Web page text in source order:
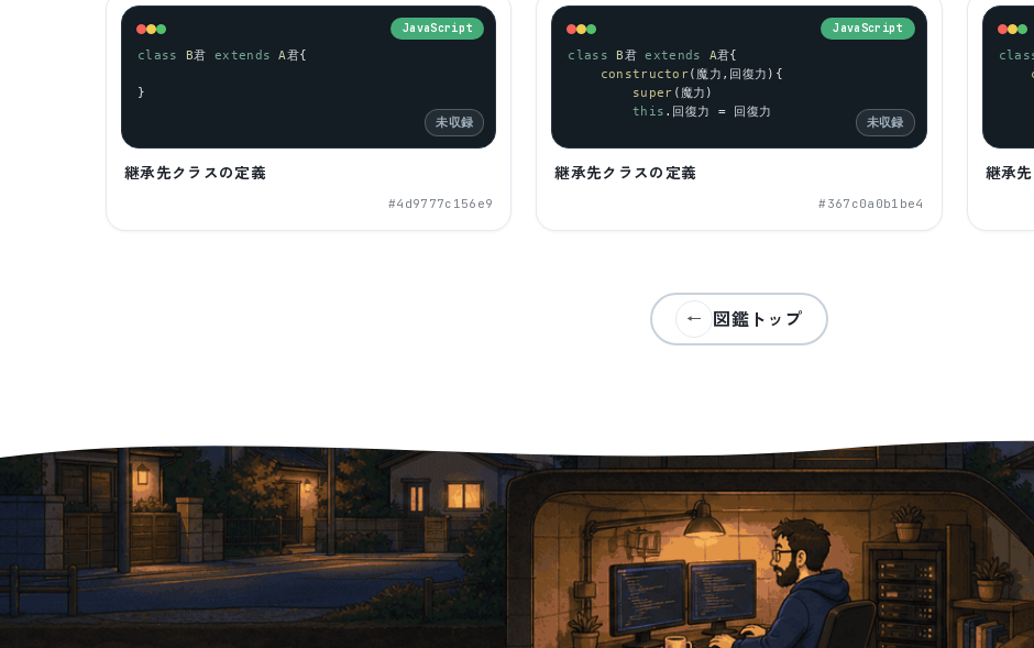
JavaScript
class B君 extends A君{
}
未収録
継承先クラスの定義
#4d9777c156e9
JavaScript
class B君 extends A君{
constructor(魔力,回復力){
super (魔力)
this .回復力 = 回復力
未収録
継承先クラスの定義
#367c0a0b1be4
継承
← 図鑑トップ